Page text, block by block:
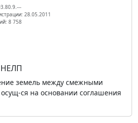
28.05.2011
8 758
земель между смежными
ся на основании соглашения